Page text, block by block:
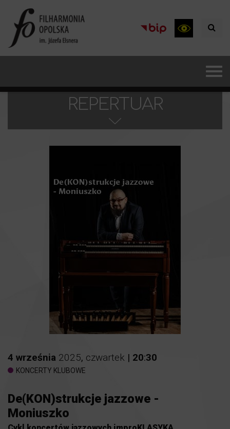
REPERTUAR
4 września 2025, czwartek | 20:30
KONCERTY KLUBOWE
De(KON)strukcje jazzowe -
Moniuszko